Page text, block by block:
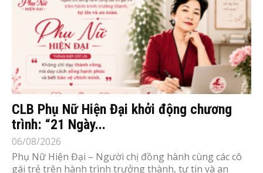
CLB Phụ Nữ Hiện Đại khởi động chương
trình: “21 Ngày...
06/08/2026
Phụ Nữ Hiện Đại – Người chị đồng hành cùng các cô
gái trẻ trên hành trình trưởng thành, tự tin và an